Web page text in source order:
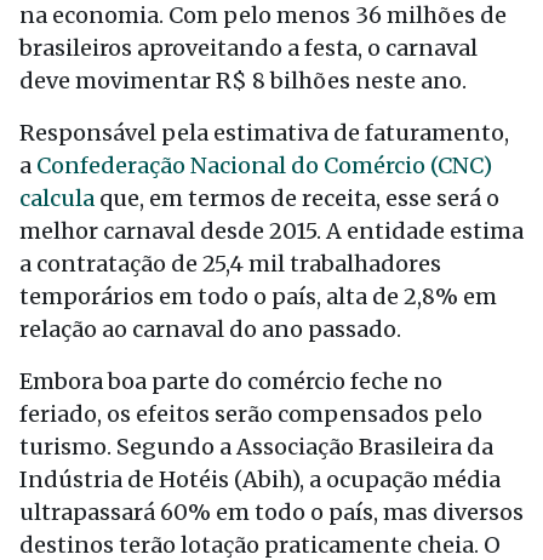
na economia. Com pelo menos 36 milhões de
brasileiros aproveitando a festa, o carnaval
deve movimentar R$ 8 bilhões neste ano.
Responsável pela estimativa de faturamento,
a Confederação Nacional do Comércio (CNC)
calcula que, em termos de receita, esse será o
melhor carnaval desde 2015. A entidade estima
a contratação de 25,4 mil trabalhadores
temporários em todo o país, alta de 2,8% em
relação ao carnaval do ano passado.
Embora boa parte do comércio feche no
feriado, os efeitos serão compensados pelo
turismo. Segundo a Associação Brasileira da
Indústria de Hotéis (Abih), a ocupação média
ultrapassará 60% em todo o país, mas diversos
destinos terão lotação praticamente cheia. O